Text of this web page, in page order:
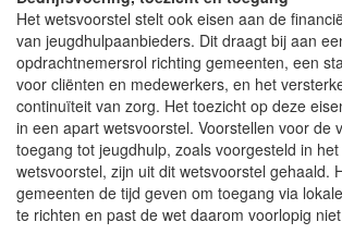
Het wetsvoorstel stelt ook eisen aan de
van jeugdhulpaanbieders. Dit draagt bij aan
opdrachtnemersrol richting gemeenten, een
voor cliënten en medewerkers, en het
continuïteit van zorg. Het toezicht op deze
in een apart wetsvoorstel. Voorstellen voor de
toegang tot jeugdhulp, zoals voorgesteld in
wetsvoorstel, zijn uit dit wetsvoorstel gehaald.
gemeenten de tijd geven om toegang via
te richten en past de wet daarom voorlopig